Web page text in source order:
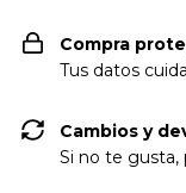
Compra
Tus datos
Cambios y
Si no te gusta,